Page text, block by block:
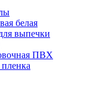
белая
выпечки
ПВХ